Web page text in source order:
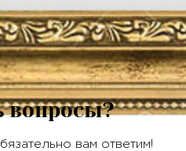
вопросы?
вам ответим!